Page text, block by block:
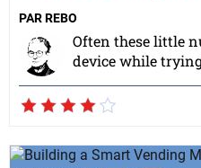
PARREBO
Often these little
device while